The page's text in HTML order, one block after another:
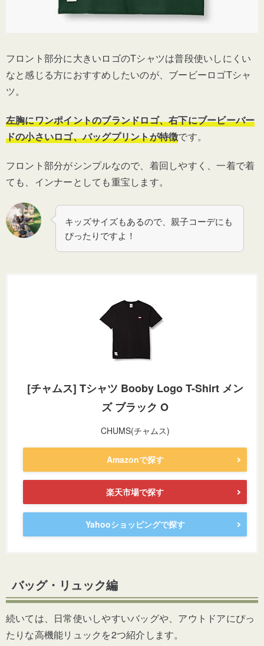
フロント部分に大きいロゴのTシャツは普段使いしにくい
なと感じる方におすすめしたいのが、ブービーロゴTシャ
ツ。
左胸にワンポイントのブランドロゴ、右下にブービーバー
ドの小さいロゴ、バッグプリントが特徴です。
フロント部分がシンプルなので、着回しやすく、一着で着
ても、インナーとしても重宝します。
キッズサイズもあるので、親子コーデにも
ぴったりですよ！
[チャムス] Tシャツ Booby Logo T-Shirt メン
ズ ブラック O
CHUMS(チャムス)
Amazonで探す
楽天市場で探す
Yahooショッピングで探す
バッグ・リュック編
続いては、日常使いしやすいバッグや、アウトドアにぴっ
たりな高機能リュックを2つ紹介します。